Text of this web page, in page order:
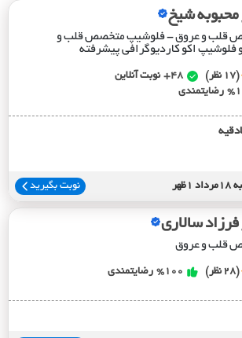
محبوبه شیخ
قلب و عروق - فلوشیپ متخصص قلب و
فلوشیپ اکو کاردیوگرافی پیشرفته
(17 نظر) 48+
نوبت آنلاین
رضایتمندی
نوبت بگیرید
سالاری
قلب و عروق
(28 نظر) %100 رضایتمندی